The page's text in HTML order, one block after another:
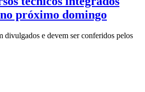
próximo domingo
divulgados e devem ser conferidos pelos